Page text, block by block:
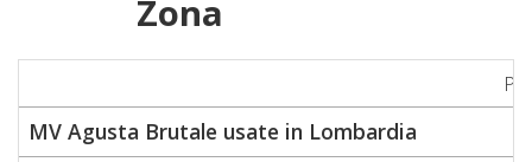
Zona
MV Agusta Brutale usate in Lombardia